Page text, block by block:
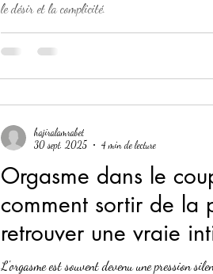
le désir et la complicité.
Orgasme dans le
comment sortir de la
retrouver une vraie
L'orgasme est souvent devenu une pression
hajiralamrabet
30 sept. 2025
4 min de lecture